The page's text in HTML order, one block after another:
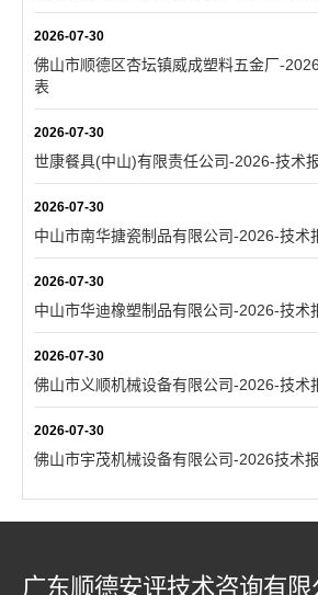
2026-07-30
佛山市顺德区杏坛镇威成塑料五金厂-
表
2026-07-30
世康餐具(中山)有限责任公司-2026-技术
2026-07-30
中山市南华搪瓷制品有限公司-2026-技术
2026-07-30
中山市华迪橡塑制品有限公司-2026-技术
2026-07-30
佛山市义顺机械设备有限公司-2026-技术
2026-07-30
佛山市宇茂机械设备有限公司-2026技术
广东顺德安评技术咨询有限